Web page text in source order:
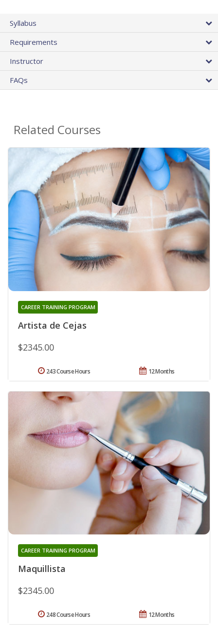
Syllabus
Requirements
Instructor
FAQs
Related Courses
Artista de Cejas
CAREER TRAINING PROGRAM
$2345.00
12 Months
243 Course Hours
Maquillista
CAREER TRAINING PROGRAM
$2345.00
12 Months
248 Course Hours